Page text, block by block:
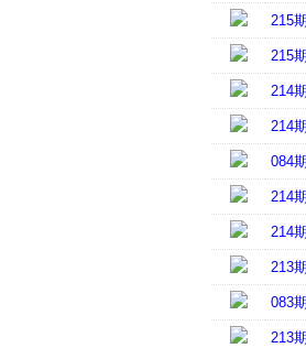
215
215
214
214
084
214
214
213
083
213